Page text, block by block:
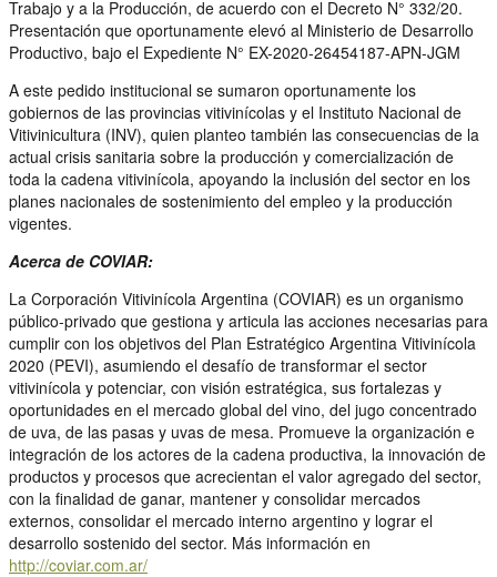
Trabajo y a la Producción, de acuerdo con el Decreto N° 332/20.
Presentación que oportunamente elevó al Ministerio de Desarrollo
Productivo, bajo el Expediente N° EX-2020-26454187-APN-JGM
A este pedido institucional se sumaron oportunamente los
gobiernos de las provincias vitivinícolas y el Instituto Nacional de
Vitivinicultura (INV), quien planteo también las consecuencias de la
actual crisis sanitaria sobre la producción y comercialización de
toda la cadena vitivinícola, apoyando la inclusión del sector en los
planes nacionales de sostenimiento del empleo y la producción
vigentes.
Acerca de COVIAR:
La Corporación Vitivinícola Argentina (COVIAR) es un organismo
público-privado que gestiona y articula las acciones necesarias para
cumplir con los objetivos del Plan Estratégico Argentina Vitivinícola
2020 (PEVI), asumiendo el desafío de transformar el sector
vitivinícola y potenciar, con visión estratégica, sus fortalezas y
oportunidades en el mercado global del vino, del jugo concentrado
de uva, de las pasas y uvas de mesa. Promueve la organización e
integración de los actores de la cadena productiva, la innovación de
productos y procesos que acrecientan el valor agregado del sector,
con la finalidad de ganar, mantener y consolidar mercados
externos, consolidar el mercado interno argentino y lograr el
desarrollo sostenido del sector. Más información en
http://coviar.com.ar/